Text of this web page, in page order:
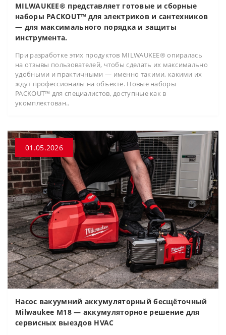
MILWAUKEE® представляет готовые и сборные
наборы PACKOUT™ для электриков и сантехников
— для максимального порядка и защиты
инструмента.
При разработке этих продуктов MILWAUKEE® опиралась
на отзывы пользователей, чтобы сделать их максимально
удобными и практичными — именно такими, какими их
ждут профессионалы на объекте. Новые наборы
PACKOUT™ для специалистов, доступные как в
укомплектован..
01.05.2026
Насос вакуумний аккумуляторный бесщёточный
Milwaukee M18 — аккумуляторное решение для
сервисных выездов HVAC